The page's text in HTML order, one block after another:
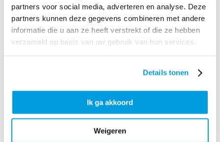
partners voor social media, adverteren en analyse. Deze
partners kunnen deze gegevens combineren met andere
informatie die u aan ze heeft verstrekt of die ze hebben
verzameld op basis van uw gebruik van hun services.
Details tonen
Ik ga akkoord
Weigeren
ook op de werkvloer tegenkomt.’’
Met vertrouwen de toekomst in
‘’Uiteindelijk zijn we tot een passende overeenkomst
Intussen heeft hij zijn eerste doel na de verkoop kunnen
realiseren: meer rust voor zichzelf en meer aandacht voor het
‘‘Zakelijk gezien weet ik nog niet precies waar ik uit ga komen.